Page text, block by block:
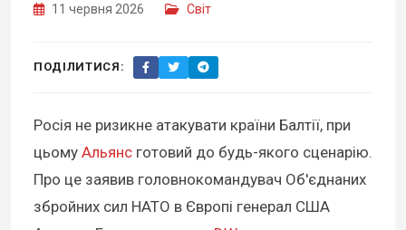
11 червня 2026 Світ
ПОДІЛИТИСЯ:
Росія не ризикне атакувати країни Балтії, при
цьому Альянс готовий до будь-якого сценарію.
Про це заявив головнокомандувач Об'єднаних
збройних сил НАТО в Європі генерал США